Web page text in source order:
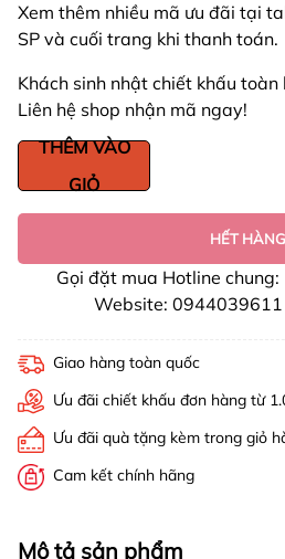
Xem thêm nhiều mã ưu đãi tại
SP và cuối trang khi thanh toán.
Khách sinh nhật chiết khấu
Liên hệ shop nhận mã ngay!
THÊM VÀO
GIỎ
HẾT HÀNG
Gọi đặt mua Hotline
Website:
Giao hàng toàn quốc
Ưu đãi chiết khấu đơn hàng từ
Ưu đãi quà tặng kèm trong giỏ
Cam kết chính hãng
Mô tả sản phẩm